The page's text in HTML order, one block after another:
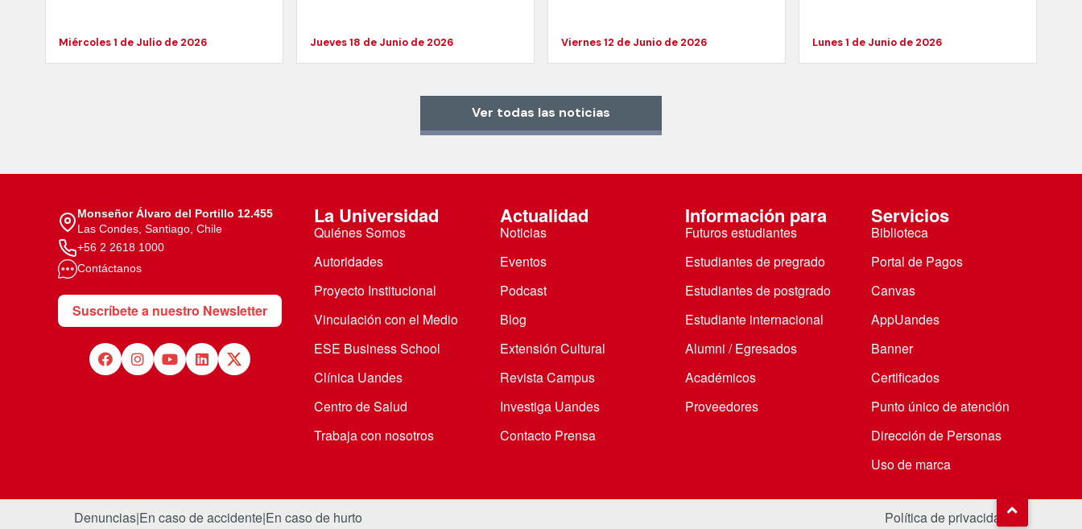
Miércoles 1 de Julio de 2026 Jueves 18 de Junio de 2026 Viernes 12 de Junio de 2026 Lunes 1 de Junio de 2026
Ver todas las noticias
Monseñor Álvaro del Portillo 12.455
Las Condes, Santiago, Chile
+56 2 2618 1000
Contáctanos
Suscríbete a nuestro Newsletter
La Universidad
Quiénes Somos
Autoridades
Proyecto Institucional
Vinculación con el Medio
ESE Business School
Clínica Uandes
Centro de Salud
Trabaja con nosotros
Actualidad
Noticias
Eventos
Podcast
Blog
Extensión Cultural
Revista Campus
Investiga Uandes
Contacto Prensa
Información para
Futuros estudiantes
Estudiantes de pregrado
Estudiantes de postgrado
Estudiante internacional
Alumni / Egresados
Académicos
Proveedores
Servicios
Biblioteca
Portal de Pagos
Canvas
AppUandes
Banner
Certificados
Punto único de atención
Dirección de Personas
Uso de marca
Denuncias|En caso de accidente|En caso de hurto Política de privacidad